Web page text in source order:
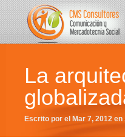
La
Escrito por el Mar 7, 2012 en